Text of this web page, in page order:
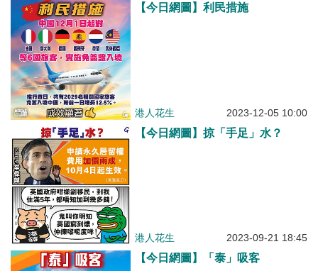
【今日網圖】利民措施
港人花生 2023-12-05 10:00
【今日網圖】掠「手足」水？
港人花生 2023-09-21 18:45
【今日網圖】「泰」吸客